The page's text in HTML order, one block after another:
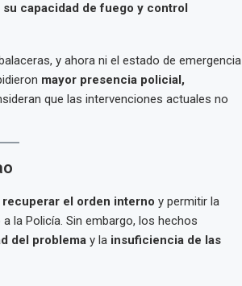
capacidad de fuego y control
y ahora ni el estado de emergencia
mayor presencia policial,
que las intervenciones actuales no
recuperar el orden interno y permitir la
la Policía. Sin embargo, los hechos
del problemay la insuficiencia de las